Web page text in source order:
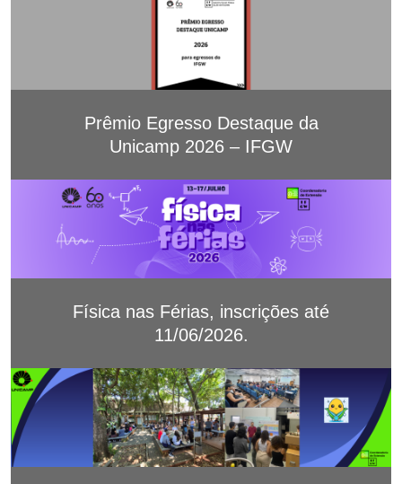
Prêmio Egresso Destaque da
Unicamp 2026 – IFGW
Física nas Férias, inscrições até
11/06/2026.